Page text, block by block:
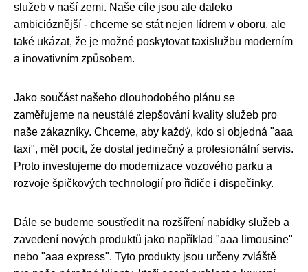
služeb v naší zemi. Naše cíle jsou ale daleko
ambicióznější - chceme se stát nejen lídrem v oboru, ale
také ukázat, že je možné poskytovat taxislužbu moderním
a inovativním způsobem.
Jako součást našeho dlouhodobého plánu se
zaměřujeme na neustálé zlepšování kvality služeb pro
naše zákazníky. Chceme, aby každý, kdo si objedná "aaa
taxi", měl pocit, že dostal jedinečný a profesionální servis.
Proto investujeme do modernizace vozového parku a
rozvoje špičkových technologií pro řidiče i dispečinky.
Dále se budeme soustředit na rozšíření nabídky služeb a
zavedení nových produktů jako například "aaa limousine"
nebo "aaa express". Tyto produkty jsou určeny zvláště